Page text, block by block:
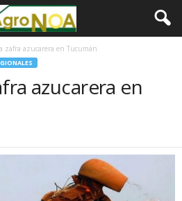
zafra azucarera en Tucumán
azucarera en